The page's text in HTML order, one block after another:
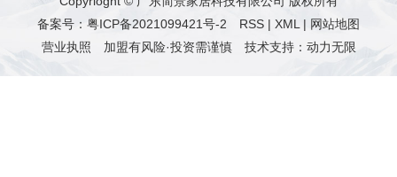
备案号：粤ICP备2021099421号-2
RSS | XML | 网站地图
营业执照
加盟有风险·投资需谨慎 技术支持：动力无限